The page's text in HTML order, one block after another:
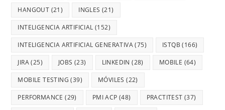
HANGOUT (21) INGLES (21)
INTELIGENCIA ARTIFICIAL (152)
INTELIGENCIA ARTIFICIAL GENERATIVA(75) ISTQB (166)
JIRA(25) JOBS (23) LINKEDIN (28) MOBILE (64)
MOBILE TESTING (39) MÓVILES (22)
PERFORMANCE (29) PMI ACP (48) PRACTITEST (37)